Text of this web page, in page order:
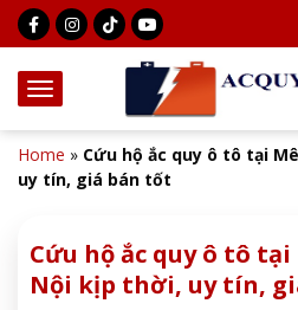
Home » Cứu hộ ắc quy ô tô tại
uy tín, giá bán tốt
Cứu hộ ắc quy ô tô tại
Nội kịp thời, uy tín,